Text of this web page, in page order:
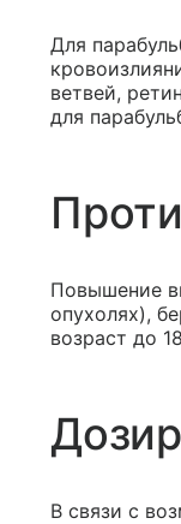
Для
ветвей,
для
Повышение
опухолях),
возраст до
В связи с